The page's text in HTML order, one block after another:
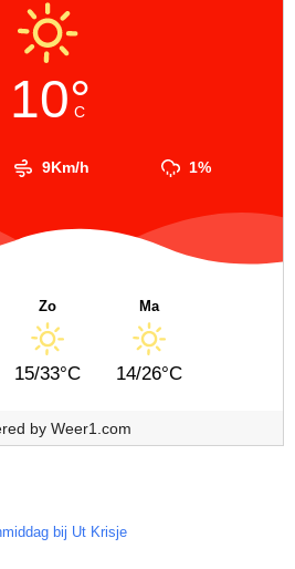
10°
C
9Km/h 1%
Zo
15/33°C
Ma
14/26°C
by Weer1.com
bij Ut Krisje